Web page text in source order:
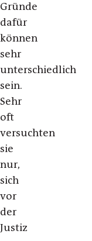
Gründe
dafür
können
sehr
unterschiedlich
sein.
Sehr
oft
versuchten
sie
nur,
sich
vor
der
Justiz